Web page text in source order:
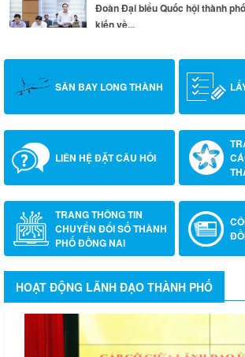
Đoàn Đại biểu Quốc hội thành
kiến về...
SÂN BAY LONG THÀNH
LIÊN HỆ ĐẶT CÂU HỎI
TRANG THÔNG TIN
CHUYỂN ĐỔI SỐ THÀNH
PHỐ ĐỒNG NAI
HOẠT ĐỘNG LÃNH ĐẠO THÀNH PHỐ